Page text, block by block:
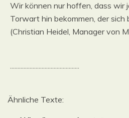
Wir können nur hoffen, dass wir
Torwart hin bekommen, der sich
(Christian Heidel, Manager von
..............................................
Ähnliche Texte: